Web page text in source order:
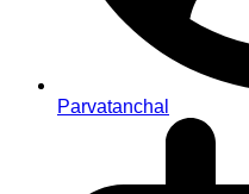
Parvatanchal